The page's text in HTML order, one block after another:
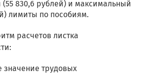
830,6 рублей) и максимальный
лимиты по пособиям.
расчетов листка
значение трудовых